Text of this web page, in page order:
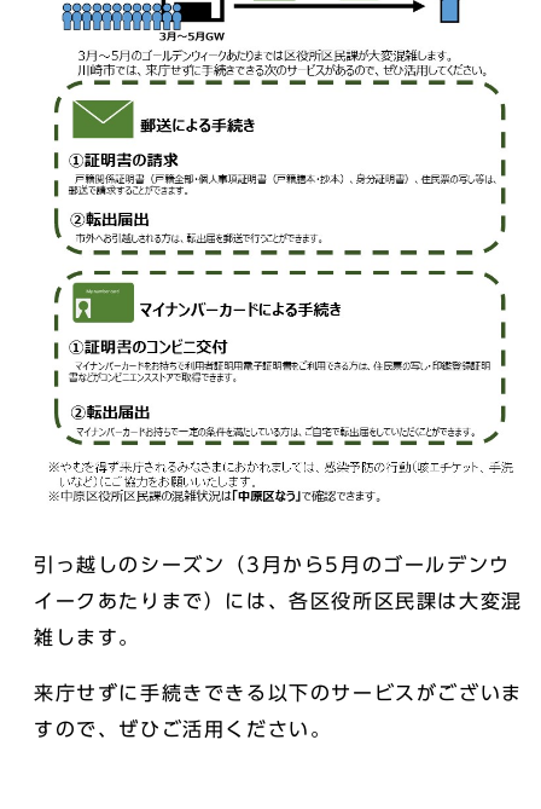
引っ越しのシーズン（3月から5月のゴールデンウ
イークあたりまで）には、各区役所区民課は大変混
雑します。
来庁せずに手続きできる以下のサービスがございま
すので、ぜひご活用ください。